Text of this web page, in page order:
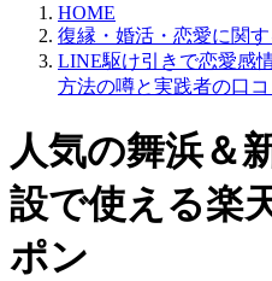
HOME
復縁・婚活・恋愛に関
LINE駆け引きで恋愛感
方法の噂と実践者の口コ
人気の舞浜＆
設で使える楽
ポン